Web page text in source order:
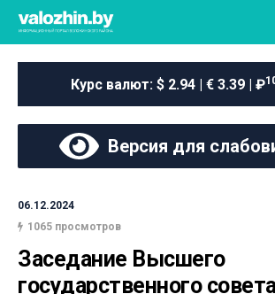
Курс валют: $ 2.94 | € 3.39 | ₽
Версия для
06.12.2024
1065 просмотров
Заседание Высшего
государственного